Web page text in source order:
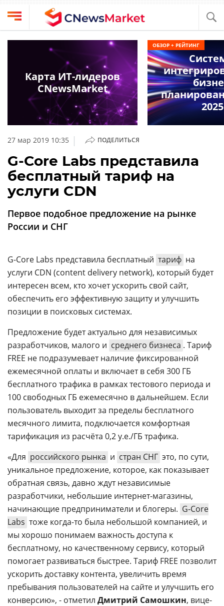
Выбрать
провайдера
Компании
обзоры
кабинет
О
проекте
Аналитика
Техника
ТВ
издании
Реклама
Вакансии
Контакты
Telegram
Дзен
VK
Rutube
CNews
Конференции
Техника
27 мар 2019 10:35 | ПОДЕЛИТЬСЯ
G-Core Labs представила
бесплатный тариф на
услуги CDN
Первое подобное предложение на рынке
России и СНГ
G-Core Labs представила бесплатный тариф на
услуги CDN (сontent delivery network), который будет
интересен всем, кто хочет ускорить свой сайт,
обеспечить его эффективную защиту и улучшить
позиции в поисковых системах.
Предложение будет актуально для независимых
разработчиков, малого и среднего бизнеса . Тариф
FREE не подразумевает наличие фиксированной
ежемесячной оплаты и включает в себя 300 ГБ
бесплатного трафика в рамках тестового периода и
100 свободных ГБ ежемесячно в дальнейшем. Если
пользователь выходит за пределы бесплатного
месячного лимита, подключается комфортная
тарификация из расчёта 0,2 у.е./ГБ трафика.
«Для российского рынка и стран СНГ это, по сути,
уникальное предложение, которое, как показывает
обратная связь, давно ждут независимые
разработчики, небольшие интернет-магазины,
начинающие предприниматели и блогеры. G-Core
Labs тоже когда-то была небольшой компанией, и
мы хорошо понимаем важность доступа к
бесплатному, но качественному сервису, который
помогает развиваться быстрее. Тариф FREE позволит
ускорить доставку контента, увеличить время
пребывания пользователей на сайте и улучшить его
конверсию», - отметил Дмитрий Самошкин, вице-
Карта ИТ-лидеров
CNewsMarket
2025
ОБЗОР + РЕЙТИНГ